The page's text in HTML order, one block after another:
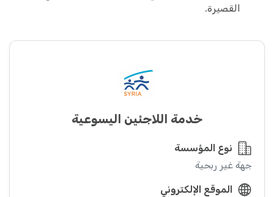
القصيرة.
خدمة اللاجئين اليسوعية
نوع المؤسسة
جهة غير ربحية
الموقع الإلكتروني